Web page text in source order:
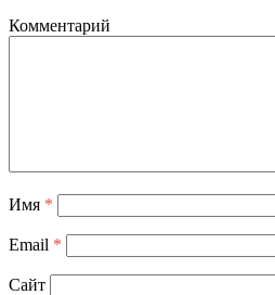
Комментарий
Имя *
Email *
Сайт